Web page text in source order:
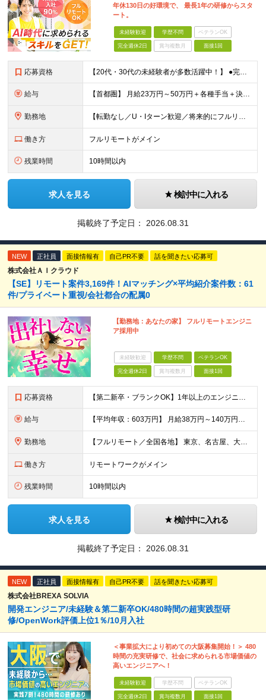
年休130日の好環境で、 最長1年の研修からスタ
ート。
未経験歓迎 学歴不問 ベテランOK
完全週休2日 賞与複数月 面接1回
応募資格 【20代・30代の未経験者が多数活躍中！】 ●完全未経験、第二新卒、既卒、フリーターの方大歓迎！ ●学歴・職歴・転職回数・ブランク一切不問 ※34歳までの方（若年層の長期キャリア形成を図るため） ★
給与 【首都圏】 月給23万円～50万円＋各種手当＋決算賞与 【大阪】 月給22万円～50万円＋各種手当＋決算賞与 【愛知】 月給21.5万円～50万円＋各種手当＋決算賞与 【福岡・宮城】 月給20万
勤務地 【転勤なし／U・Iターン歓迎／将来的にフルリモートOK】 本社（新宿区）、大阪支店、名古屋支店または東京都・神奈川県・千葉県・埼玉県・愛知県・大阪府・福岡県をはじめ、全国のプロジェクト先 ※ご希望を
働き方 フルリモートがメイン
残業時間 10時間以内
求人を見る 検討中に入れる
掲載終了予定日： 2026.08.31
NEW 正社員 面接情報有 自己PR不要 話を聞きたい応募可
株式会社ＡＩクラウド
【SE】リモート案件3,169件！AIマッチング×平均紹介案件数：61
件/プライベート重視/会社都合の配属0
【勤務地：あなたの家】 フルリモートエンジニ
ア採用中
未経験歓迎 学歴不問 ベテランOK
完全週休2日 賞与複数月 面接1回
応募資格 【第二新卒・ブランクOK】1年以上のエンジニア経験がある方(開発・インフラ・工程・言語一切不問） 文理・学歴不問 【歓迎条件】 ◆AI・クラウド案件に参画したい方 ◆下流工程から上流工程へステップア
給与 【平均年収：603万円】 月給38万円～140万円＋諸手当（経験者） 【平均年収603万円】 ※案件の契約内容や昇給額などはすべて開示します。 ※経験や能力を考慮し決定します。 ※月給には固定残業
勤務地 【フルリモート／全国各地】 東京、名古屋、大阪、福岡を中心とした全国のプロジェクトにアサイン。 ※プロジェクトは完全選択制です。 ※フルリモート、ハイブリッド型、常駐案件から自由に選択可能です。 ※転
働き方 リモートワークがメイン
残業時間 10時間以内
求人を見る 検討中に入れる
掲載終了予定日： 2026.08.31
NEW 正社員 面接情報有 自己PR不要 話を聞きたい応募可
株式会社BREXA SOLVIA
開発エンジニア/未経験＆第二新卒OK/480時間の超実践型研
修/OpenWork評価上位1％/10月入社
＜事業拡大により初めての大阪募集開始！＞ 480
時間の充実研修で、社会に求められる市場価値の
高いエンジニアへ！
未経験歓迎 学歴不問 ベテランOK
完全週休2日 賞与複数月 面接1回